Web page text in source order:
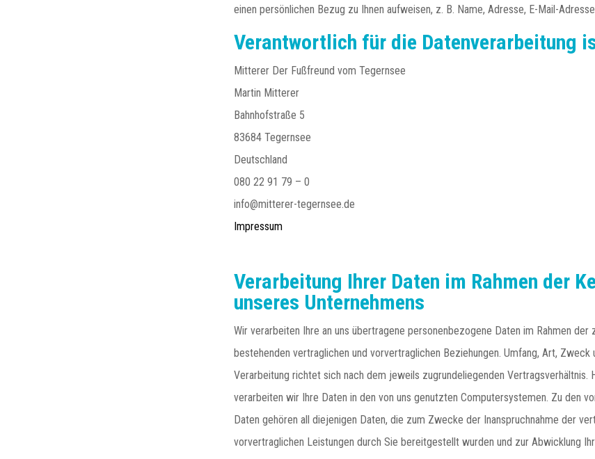
einen persönlichen Bezug zu Ihnen aufweisen, z. B. Name, Adresse, E-Mail-
Verantwortlich für die Datenverarbeitung
Mitterer Der Fußfreund vom Tegernsee
Martin Mitterer
Bahnhofstraße 5
83684 Tegernsee
Deutschland
080 22 91 79 – 0
info@mitterer-tegernsee.de
Impressum
Verarbeitung Ihrer Daten im Rahmen der
unseres Unternehmens
Wir verarbeiten Ihre an uns übertragene personenbezogene Daten im Rahmen der
bestehenden vertraglichen und vorvertraglichen Beziehungen. Umfang, Art,
Verarbeitung richtet sich nach dem jeweils zugrundeliegenden Vertragsverhältnis.
verarbeiten wir Ihre Daten in den von uns genutzten Computersystemen. Zu den
Daten gehören all diejenigen Daten, die zum Zwecke der Inanspruchnahme der
vorvertraglichen Leistungen durch Sie bereitgestellt wurden und zur Abwicklung